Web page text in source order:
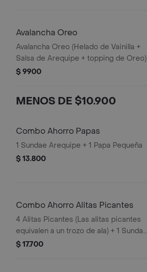
Avalancha Oreo
Avalancha Oreo (Helado de Vainilla +
Salsa de Arequipe + topping de Oreo)
$ 9900
MENOS DE $10.900
Combo Ahorro Papas
1 Sundae Arequipe + 1 Papa Pequeña
$ 13.800
Combo Ahorro Alitas Picantes
4 Alitas Picantes (Las alitas picantes
equivalen a un trozo de ala) + 1 Sundae
de Arequipe
$ 17.700